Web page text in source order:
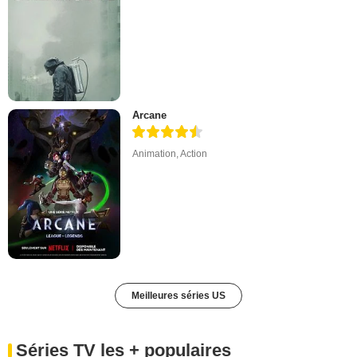
Arcane
Animation,Action
Meilleures séries US
Séries TV les + populaires